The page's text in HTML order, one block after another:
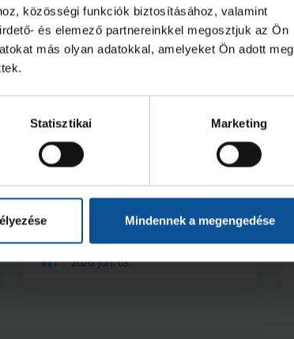
közösségi funkciók biztosításához, valamint
és elemező partnereinkkel megosztjuk az Ön
más olyan adatokkal, amelyeket Ön adott meg
Statisztikai Marketing
Mindennek a megengedése
Galéria
NB I 2026. jún. 03.
ONE Veszprém HC 34–36
(2026. 06. 02.)